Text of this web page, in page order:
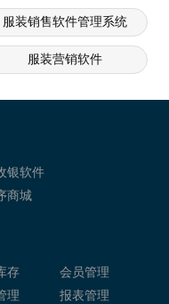
服装销售软件管理系统
服装营销软件
服装销售软件
银软件
商城
存
会员管理
理 报表管理